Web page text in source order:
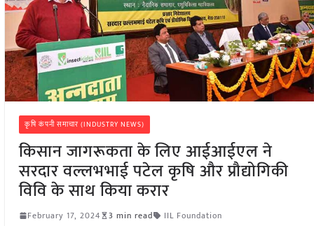
कृषि कंपनी समाचार (INDUSTRY NEWS)
किसान जागरूकता के लिए आईआईएल ने
सरदार वल्लभभाई पटेल कृषि और प्रौद्योगिकी
विवि के साथ किया करार
February 17, 2024 3 min read IIL Foundation